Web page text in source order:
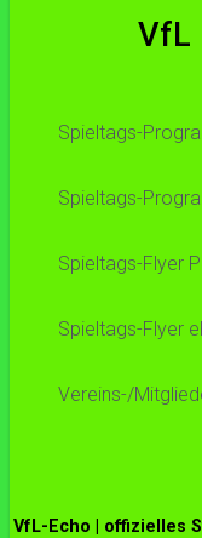
VfL
Spieltags-
Spieltags-
Spieltags-Flyer
Spieltags-Flyer
Vereins-/
VfL-Echo | offizielles